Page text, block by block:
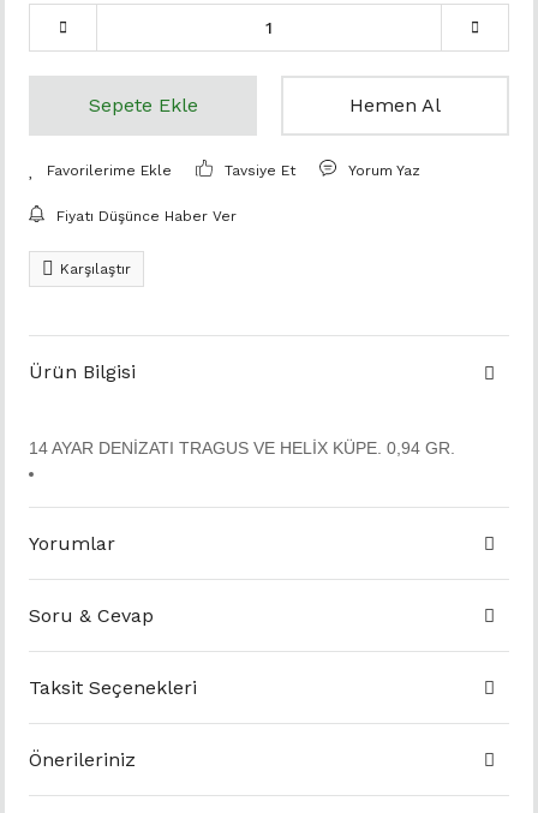
Sepete Ekle Hemen Al
Tavsiye Et Yorum Yaz
Fiyatı Düşünce Haber Ver
Karşılaştır
Ürün Bilgisi
14 AYAR DENİZATI TRAGUS VE HELİX KÜPE. 0,94 GR.
Yorumlar
Soru & Cevap
Taksit Seçenekleri
Önerileriniz